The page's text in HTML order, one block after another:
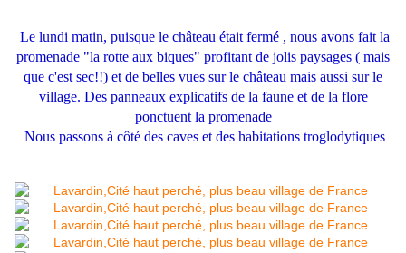
Le lundi matin, puisque le château était fermé , nous avons fait la
promenade "la rotte aux biques" profitant de jolis paysages ( mais
que c'est sec!!) et de belles vues sur le château mais aussi sur le
village. Des panneaux explicatifs de la faune et de la flore
ponctuent la promenade
Nous passons à côté des caves et des habitations troglodytiques